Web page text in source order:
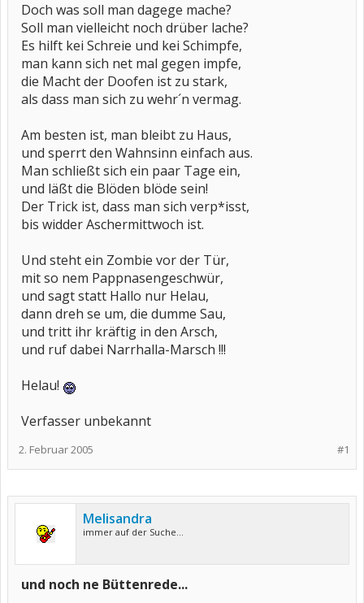
Doch was soll man dagege mache?
Soll man vielleicht noch drüber lache?
Es hilft kei Schreie und kei Schimpfe,
man kann sich net mal gegen impfe,
die Macht der Doofen ist zu stark,
als dass man sich zu wehr´n vermag.
Am besten ist, man bleibt zu Haus,
und sperrt den Wahnsinn einfach aus.
Man schließt sich ein paar Tage ein,
und läßt die Blöden blöde sein!
Der Trick ist, dass man sich verp*isst,
bis widder Aschermittwoch ist.
Und steht ein Zombie vor der Tür,
mit so nem Pappnasengeschwür,
und sagt statt Hallo nur Helau,
dann dreh se um, die dumme Sau,
und tritt ihr kräftig in den Arsch,
und ruf dabei Narrhalla-Marsch !!!
Helau!
Verfasser unbekannt
#1
2. Februar 2005
Melisandra
immer auf der Suche...
und noch ne Büttenrede...